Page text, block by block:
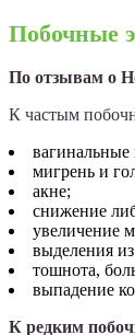
Побочные
По отзывам о
К частым
вагинальные
мигрень и
акне;
снижение
увеличение
выделения
тошнота,
выпадение
К редким